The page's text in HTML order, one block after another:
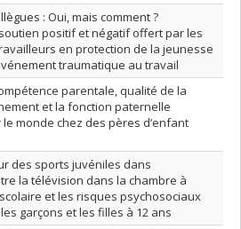
: Oui, mais comment ?
positif et négatif offert par les
en protection de la jeunesse
traumatique au travail
parentale, qualité de la
et la fonction paternelle
le monde chez des pères d’enfant
des sports juvéniles dans
la télévision dans la chambre à
et les risques psychosociaux
garçons et les filles à 12 ans